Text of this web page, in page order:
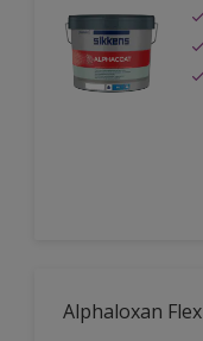
Alphaloxan Flex